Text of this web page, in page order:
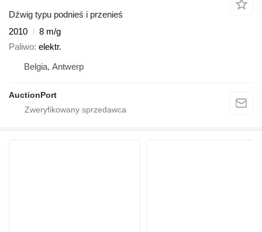
Dźwig typu podnieś i przenieś
2010
8 m/g
Paliwo elektr.
Belgia, Antwerp
AuctionPort